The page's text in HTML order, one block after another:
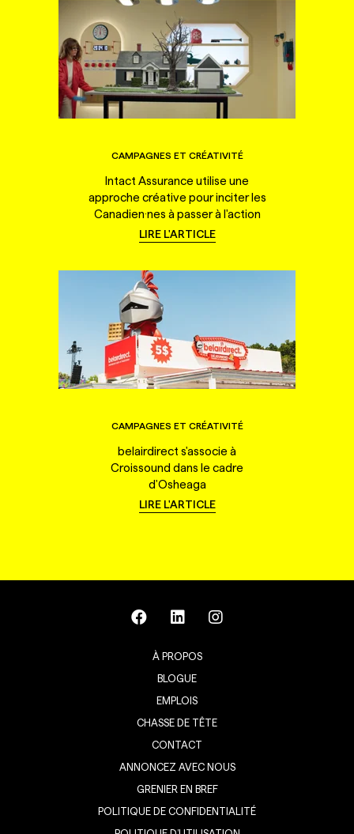
CAMPAGNES ET CRÉATIVITÉ
Intact Assurance utilise une
approche créative pour inciter les
Canadien·nes à passer à l'action
LIRE L'ARTICLE
CAMPAGNES ET CRÉATIVITÉ
belairdirect s'associe à
Croissound dans le cadre
d'Osheaga
LIRE L'ARTICLE
À PROPOS
BLOGUE
EMPLOIS
CHASSE DE TÊTE
CONTACT
ANNONCEZ AVEC NOUS
GRENIER EN BREF
POLITIQUE DE CONFIDENTIALITÉ